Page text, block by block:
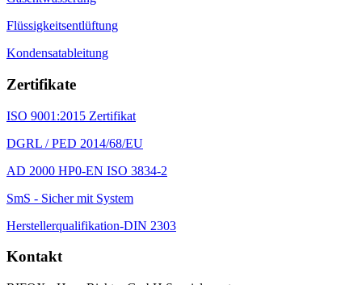
Flüssigkeitsentlüftung
Kondensatableitung
Zertifikate
ISO 9001:2015 Zertifikat
DGRL / PED 2014/68/EU
AD 2000 HP0-EN ISO 3834-2
SmS - Sicher mit System
Herstellerqualifikation-DIN 2303
Kontakt